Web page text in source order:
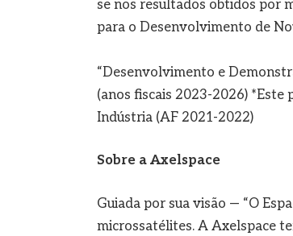
se nos resultados obtidos por
para o Desenvolvimento de
“Desenvolvimento e
(anos fiscais 2023-2026)
Indústria (AF 2021-2022)
Sobre a Axelspace
Guiada por sua visão — “O
microssatélites. A Axelspace